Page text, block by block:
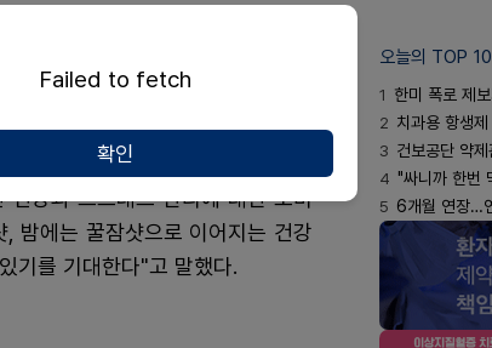
L-테아닌을 함유했다. L-테아닌
관련된 지표 개선이 확인된 기능
한다.
강과 스트레스 관리에 대한 소비
밤에는 꿀잠샷으로 이어지는 건강
기를 기대한다"고 말했다.
오늘의 TOP 10
1 한미 폭로 제
2 치과용 항생제 '
3 건보공단 약제
4 "싸니까 한번
5 6개월 연장…
Failed to fetch
확인